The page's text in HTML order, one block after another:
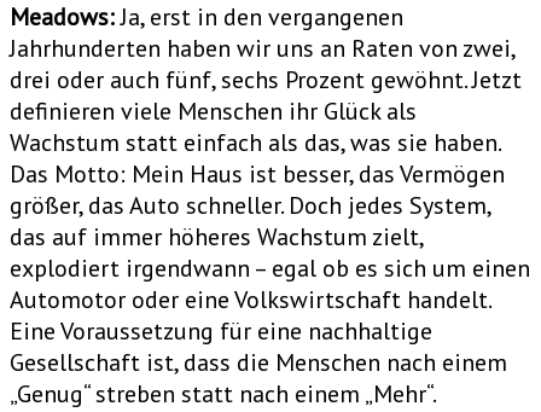
Meadows:Ja, erst in den vergangenen
Jahrhunderten haben wir uns an Raten von zwei,
drei oder auch fünf, sechs Prozent gewöhnt. Jetzt
definieren viele Menschen ihr Glück als
Wachstum statt einfach als das, was sie haben.
Das Motto: Mein Haus ist besser, das Vermögen
größer, das Auto schneller. Doch jedes System,
das auf immer höheres Wachstum zielt,
explodiert irgendwann – egal ob es sich um einen
Automotor oder eine Volkswirtschaft handelt.
Eine Voraussetzung für eine nachhaltige
Gesellschaft ist, dass die Menschen nach einem
„Genug“ streben statt nach einem „Mehr“.